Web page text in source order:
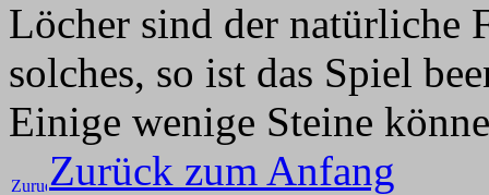
Löcher sind der natürliche
solches, so ist das Spiel
Einige wenige Steine
Zurück zum Anfang